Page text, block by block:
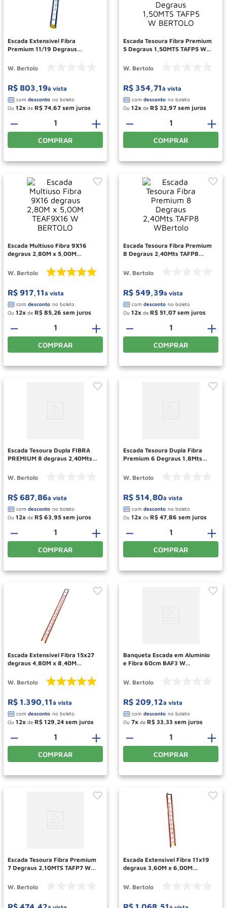
Escada Extensivel Fibra
Premium 11/19 Degraus
BERTOLO
W. Bertolo
R$ 803,19à vista
Ou 12 de R$ 74,67
＋
－
COMPRAR
Escada Tesoura Fibra Premium
5 Degraus 1,50MTS TAFP5 W
W. Bertolo
R$ 354,71à vista
Ou 12 de R$ 32,97
＋
－
COMPRAR
Escada Multiuso Fibra 9X16
degraus 2,80M x 5,00M
W. Bertolo
R$ 917,11à vista
Ou 12 de R$ 85 26
＋
－
COMPRAR
Escada Tesoura Fibra Premium
8 Degraus 2,40Mts TAFP8
W. Bertolo
R$ 549,39à vista
Ou 12 de R$ 51 07
＋
－
COMPRAR
Escada Tesoura Dupla FIBRA
PREMIUM 8 degraus 2,40Mts
W. Bertolo
R$ 687,86à vista
Ou 12 de R$ 63 95
＋
－
COMPRAR
Escada Tesoura Dupla Fibra
Premium 6 Degraus 1,8Mts
W. Bertolo
R$ 514,80à vista
Ou 12 de R$ 47 86
＋
－
COMPRAR
Escada Extensivel Fibra 15x27
degraus 4,80M x 8,40M
W. Bertolo
R$ 1.390,11à vista
Ou 12 de R$ 129 24
＋
－
COMPRAR
Banqueta Escada em Aluminio
e Fibra 60cm BAF3 W
W. Bertolo
R$ 209,12à vista
Ou 7 de R$ 33 33
＋
－
COMPRAR
Escada Tesoura Fibra Premium
7 Degraus 2,10MTS TAFP7 W
W. Bertolo
Escada Extensivel Fibra 11x19
degraus 3,60M x 6,00M
W. Bertolo